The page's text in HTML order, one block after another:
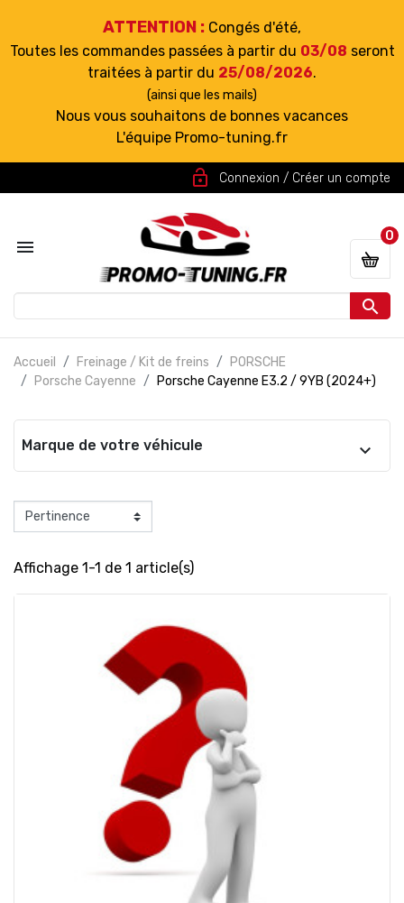
ATTENTION : Congés d'été,
Toutes les commandes passées à partir du 03/08 seront
traitées à partir du 25/08/2026.
(ainsi que les mails)
Nous vous souhaitons de bonnes vacances
L'équipe Promo-tuning.fr
lock_open Connexion / Créer un compte


0
Accueil Freinage / Kit de freins
PORSCHE
Porsche Cayenne
Porsche Cayenne E3.2 / 9YB (2024+)
Marque de votre véhicule
Affichage 1-1 de 1 article(s)